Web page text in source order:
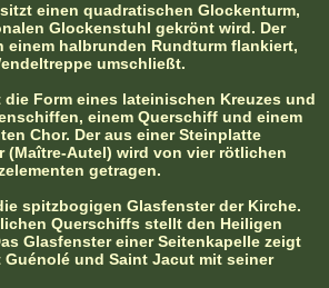
einen quadratischen Glockenturm,
Glockenstuhl gekrönt wird. Der
einem halbrunden Rundturm flankiert,
umschließt.
Form eines lateinischen Kreuzes und
einem Querschiff und einem
Chor. Der aus einer Steinplatte
(Maître-Autel) wird von vier rötlichen
getragen.
spitzbogigen Glasfenster der Kirche.
Querschiffs stellt den Heiligen
Glasfenster einer Seitenkapelle zeigt
und Saint Jacut mit seiner